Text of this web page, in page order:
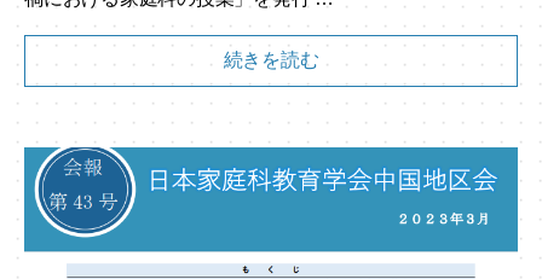
続きを読む